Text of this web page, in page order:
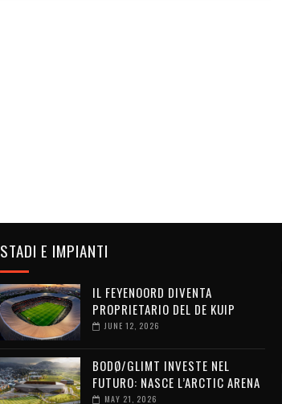
STADI E IMPIANTI
IL FEYENOORD DIVENTA
PROPRIETARIO DEL DE KUIP
JUNE 12, 2026
BODØ/GLIMT INVESTE NEL
FUTURO: NASCE L’ARCTIC ARENA
MAY 21, 2026